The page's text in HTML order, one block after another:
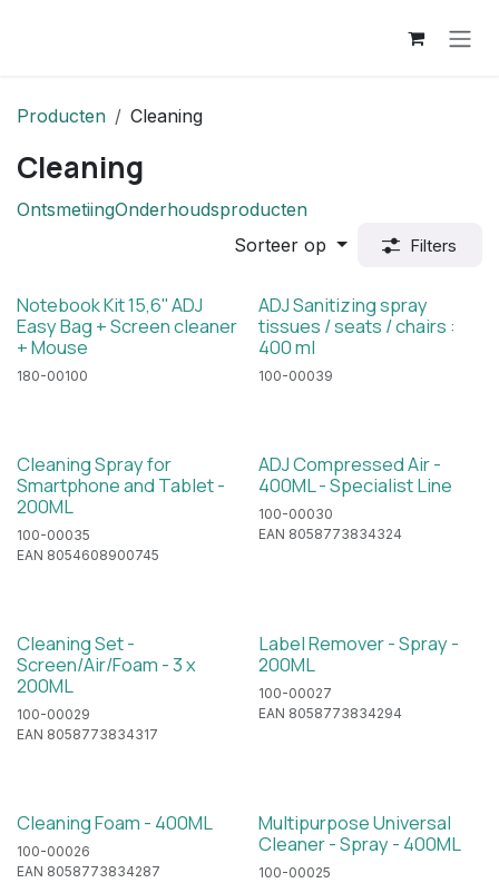
Producten Cleaning
Cleaning
OntsmetiingOnderhoudsproducten
Sorteer op
Filters
Notebook Kit 15,6'' ADJ
Easy Bag + Screen cleaner
+ Mouse
180-00100
ADJ Sanitizing spray
tissues / seats / chairs :
400 ml
100-00039
Cleaning Spray for
Smartphone and Tablet -
200ML
100-00035
EAN 8054608900745
ADJ Compressed Air -
400ML - Specialist Line
100-00030
EAN 8058773834324
Cleaning Set -
Screen/Air/Foam - 3 x
200ML
100-00029
EAN 8058773834317
Label Remover - Spray -
200ML
100-00027
EAN 8058773834294
Cleaning Foam - 400ML
100-00026
EAN 8058773834287
Multipurpose Universal
Cleaner - Spray - 400ML
100-00025